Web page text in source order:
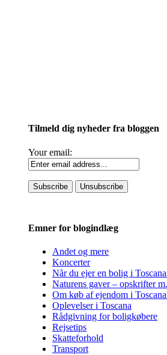
Tilmeld dig nyheder fra bloggen
Your email:
Emner for blogindlæg
Andet og mere
Koncerter
Når du ejer en bolig i
Naturens gaver – opskrifter
Om køb af ejendom i
Oplevelser i Toscana
Rådgivning for boligkøbere
Rejsetips
Skatteforhold
Transport